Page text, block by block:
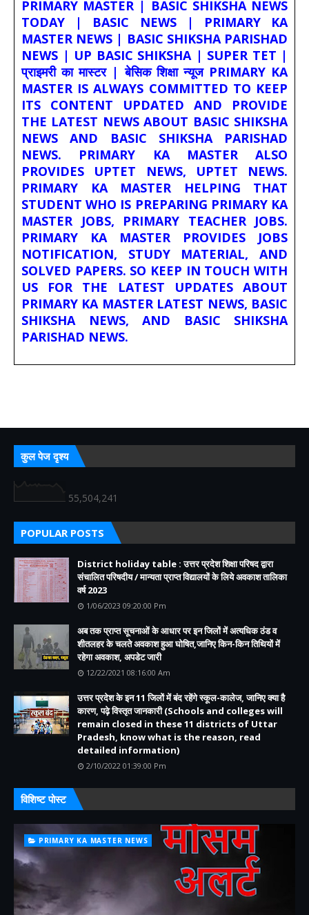
PRIMARY MASTER | BASIC SHIKSHA NEWS
TODAY | BASIC NEWS | PRIMARY KA
MASTER NEWS | BASIC SHIKSHA PARISHAD
NEWS | UP BASIC SHIKSHA | SUPER TET |
प्राइमरी का मास्टर | बेसिक शिक्षा न्यूज PRIMARY KA
MASTER IS ALWAYS COMMITTED TO KEEP
ITS CONTENT UPDATED AND PROVIDE
THE LATEST NEWS ABOUT BASIC SHIKSHA
NEWS AND BASIC SHIKSHA PARISHAD
NEWS. PRIMARY KA MASTER ALSO
PROVIDES UPTET NEWS, UPTET NEWS.
PRIMARY KA MASTER HELPING THAT
STUDENT WHO IS PREPARING PRIMARY KA
MASTER JOBS, PRIMARY TEACHER JOBS.
PRIMARY KA MASTER PROVIDES JOBS
NOTIFICATION, STUDY MATERIAL, AND
SOLVED PAPERS. SO KEEP IN TOUCH WITH
US FOR THE LATEST UPDATES ABOUT
PRIMARY KA MASTER LATEST NEWS, BASIC
SHIKSHA NEWS, AND BASIC SHIKSHA
PARISHAD NEWS.
कुल पेज दृश्य
55,504,241
POPULAR POSTS
District holiday table : उत्तर प्रदेश शिक्षा परिषद द्वारा
संचालित परिषदीय / मान्यता प्राप्त विद्यालयों के लिये अवकाश तालिका
वर्ष 2023
1/06/2023 09:20:00 Pm
अब तक प्राप्त सूचनाओं के आधार पर इन जिलों में अत्यधिक ठंड व
शीतलहर के चलते अवकाश हुआ घोषित,जानिए किन-किन तिथियों में
रहेगा अवकाश, अपडेट जारी
12/22/2021 08:16:00 Am
उत्तर प्रदेश के इन 11 जिलों में बंद रहेंगे स्कूल-कालेज, जानिए क्या है
कारण, पढ़े विस्तृत जानकारी (Schools and colleges will
remain closed in these 11 districts of Uttar
Pradesh, know what is the reason, read
detailed information)
2/10/2022 01:39:00 Pm
विशिष्ट पोस्ट
PRIMARY KA MASTER NEWS